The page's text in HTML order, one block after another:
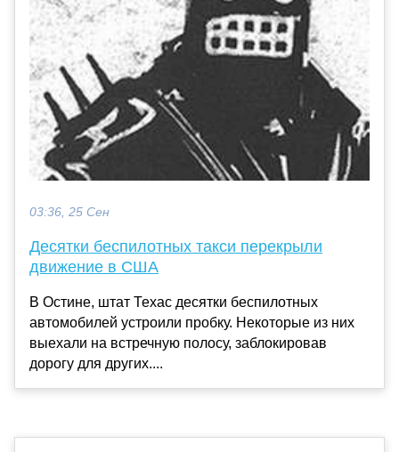
03:36, 25 Сен
Десятки беспилотных такси перекрыли
движение в США
В Остине, штат Техас десятки беспилотных
автомобилей устроили пробку. Некоторые из них
выехали на встречную полосу, заблокировав
дорогу для других....